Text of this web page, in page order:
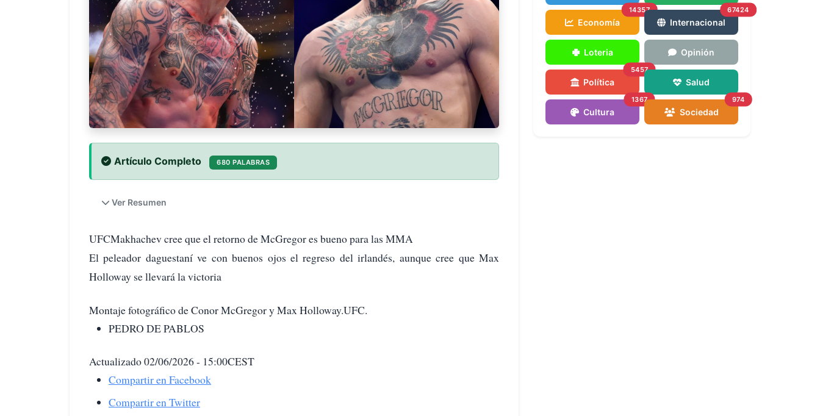
Artículo Completo 680 PALABRAS
Ver Resumen
UFCMakhachev cree que el retorno de McGregor es bueno para las MMA
El peleador daguestaní ve con buenos ojos el regreso del irlandés, aunque cree que Max
Holloway se llevará la victoria
Montaje fotográfico de Conor McGregor y Max Holloway.UFC.
PEDRO DE PABLOS
Actualizado 02/06/2026 - 15:00CEST
Compartir en Facebook
Compartir en Twitter
Economía
14357
Internacional
67424
Loteria Opinión
Política
5457
Salud
Cultura
1367
Sociedad
974